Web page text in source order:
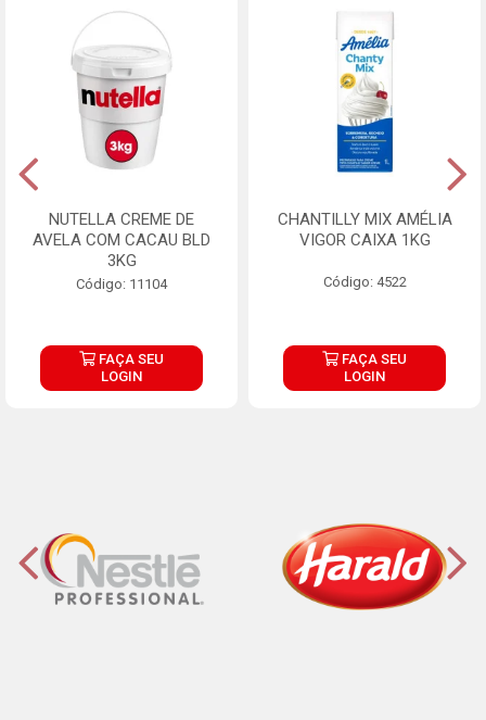
NUTELLA CREME DE
AVELA COM CACAU BLD
3KG
Código: 11104
FAÇA SEU
LOGIN
CHANTILLY MIX AMÉLIA
VIGOR CAIXA 1KG
Código: 4522
FAÇA SEU
LOGIN